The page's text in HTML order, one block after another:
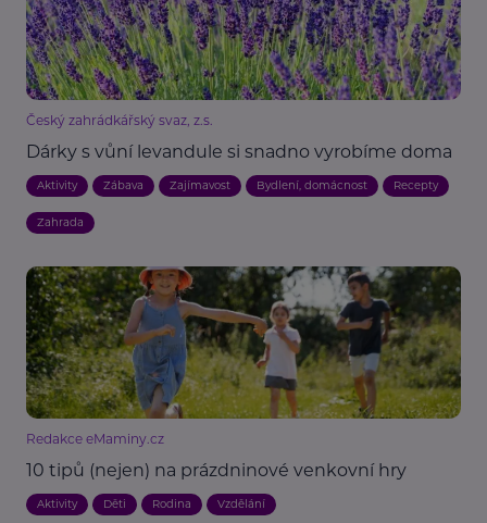
Český zahrádkářský svaz, z.s.
Dárky s vůní levandule si snadno vyrobíme doma
Aktivity Zábava Zajímavost Bydlení, domácnost Recepty
Zahrada
Redakce eMaminy.cz
10 tipů (nejen) na prázdninové venkovní hry
Aktivity Děti Rodina Vzdělání